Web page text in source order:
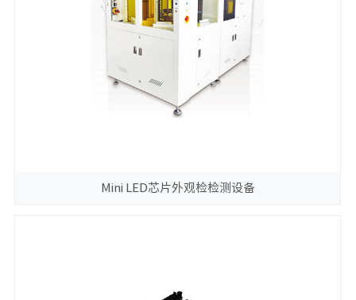
Mini LED芯片外观检检测设备